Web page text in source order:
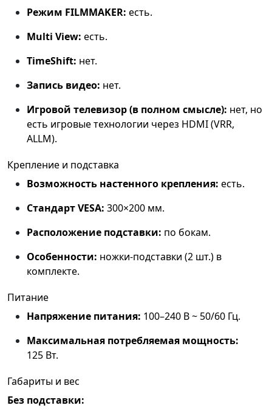
Режим FILMMAKER: есть.
Multi View: есть.
TimeShift: нет.
Запись видео: нет.
Игровой телевизор (в полном смысле): нет, но
есть игровые технологии через HDMI (VRR,
ALLM).
Крепление и подставка
Возможность настенного крепления: есть.
Стандарт VESA: 300×200 мм.
Расположение подставки: по бокам.
Особенности: ножки‑подставки (2 шт.) в
комплекте.
Питание
Напряжение питания: 100–240 В ~ 50/60 Гц.
Максимальная потребляемая мощность:
125 Вт.
Габариты и вес
Без подставки: